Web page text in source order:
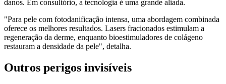
danos. Em consultório, a tecnologia é uma grande aliada.
"Para pele com fotodanificação intensa, uma abordagem combinada
oferece os melhores resultados. Lasers fracionados estimulam a
regeneração da derme, enquanto bioestimuladores de colágeno
restauram a densidade da pele", detalha.
Outros perigos invisíveis